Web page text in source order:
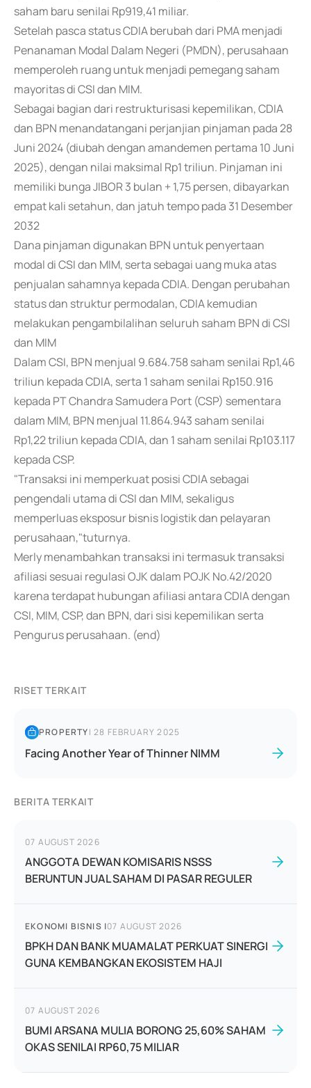
saham baru senilai Rp919,41 miliar.
Setelah pasca status CDIA berubah dari PMA menjadi
Penanaman Modal Dalam Negeri (PMDN), perusahaan
memperoleh ruang untuk menjadi pemegang saham
mayoritas di CSI dan MIM.
Sebagai bagian dari restrukturisasi kepemilikan, CDIA
dan BPN menandatangani perjanjian pinjaman pada 28
Juni 2024 (diubah dengan amandemen pertama 10 Juni
2025), dengan nilai maksimal Rp1 triliun. Pinjaman ini
memiliki bunga JIBOR 3 bulan + 1,75 persen, dibayarkan
empat kali setahun, dan jatuh tempo pada 31 Desember
2032
Dana pinjaman digunakan BPN untuk penyertaan
modal di CSI dan MIM, serta sebagai uang muka atas
penjualan sahamnya kepada CDIA. Dengan perubahan
status dan struktur permodalan, CDIA kemudian
melakukan pengambilalihan seluruh saham BPN di CSI
dan MIM
Dalam CSI, BPN menjual 9.684.758 saham senilai Rp1,46
triliun kepada CDIA, serta 1 saham senilai Rp150.916
kepada PT Chandra Samudera Port (CSP) sementara
dalam MIM, BPN menjual 11.864.943 saham senilai
Rp1,22 triliun kepada CDIA, dan 1 saham senilai Rp103.117
kepada CSP.
"Transaksi ini memperkuat posisi CDIA sebagai
pengendali utama di CSI dan MIM, sekaligus
memperluas eksposur bisnis logistik dan pelayaran
perusahaan,"tuturnya.
Merly menambahkan transaksi ini termasuk transaksi
afiliasi sesuai regulasi OJK dalam POJK No.42/2020
karena terdapat hubungan afiliasi antara CDIA dengan
CSI, MIM, CSP, dan BPN, dari sisi kepemilikan serta
Pengurus perusahaan. (end)
RISET TERKAIT
PROPERTY|28 FEBRUARY 2025
Facing Another Year of Thinner NIMM
BERITA TERKAIT
07 AUGUST 2026
ANGGOTA DEWAN KOMISARIS NSSS
BERUNTUN JUAL SAHAM DI PASAR REGULER
EKONOMI BISNIS |07 AUGUST 2026
BPKH DAN BANK MUAMALAT PERKUAT SINERGI
GUNA KEMBANGKAN EKOSISTEM HAJI
07 AUGUST 2026
BUMI ARSANA MULIA BORONG 25,60% SAHAM
OKAS SENILAI RP60,75 MILIAR